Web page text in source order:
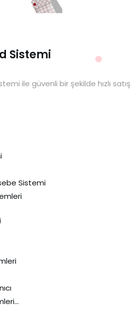
Sistemi
ile güvenli bir şekilde hızlı satış
Sistemi